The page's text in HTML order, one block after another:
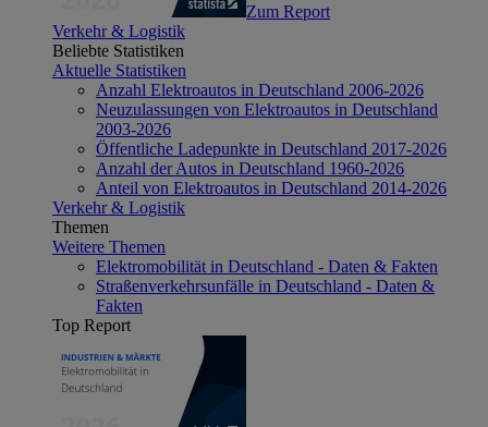
Zum Report
Verkehr & Logistik
Beliebte Statistiken
Aktuelle Statistiken
Anzahl Elektroautos in Deutschland 2006-2026
Neuzulassungen von Elektroautos in Deutschland
2003-2026
Öffentliche Ladepunkte in Deutschland 2017-2026
Anzahl der Autos in Deutschland 1960-2026
Anteil von Elektroautos in Deutschland 2014-2026
Verkehr & Logistik
Themen
Weitere Themen
Elektromobilität in Deutschland - Daten & Fakten
Straßenverkehrsunfälle in Deutschland - Daten &
Fakten
Top Report